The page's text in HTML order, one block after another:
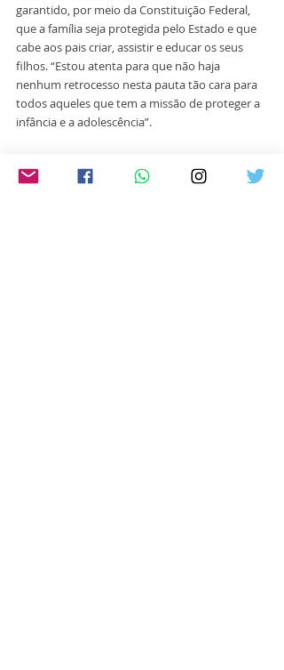
garantido, por meio da Constituição Federal,
que a família seja protegida pelo Estado e que
cabe aos pais criar, assistir e educar os seus
filhos. “Estou atenta para que não haja
nenhum retrocesso nesta pauta tão cara para
todos aqueles que tem a missão de proteger a
infância e a adolescência”.